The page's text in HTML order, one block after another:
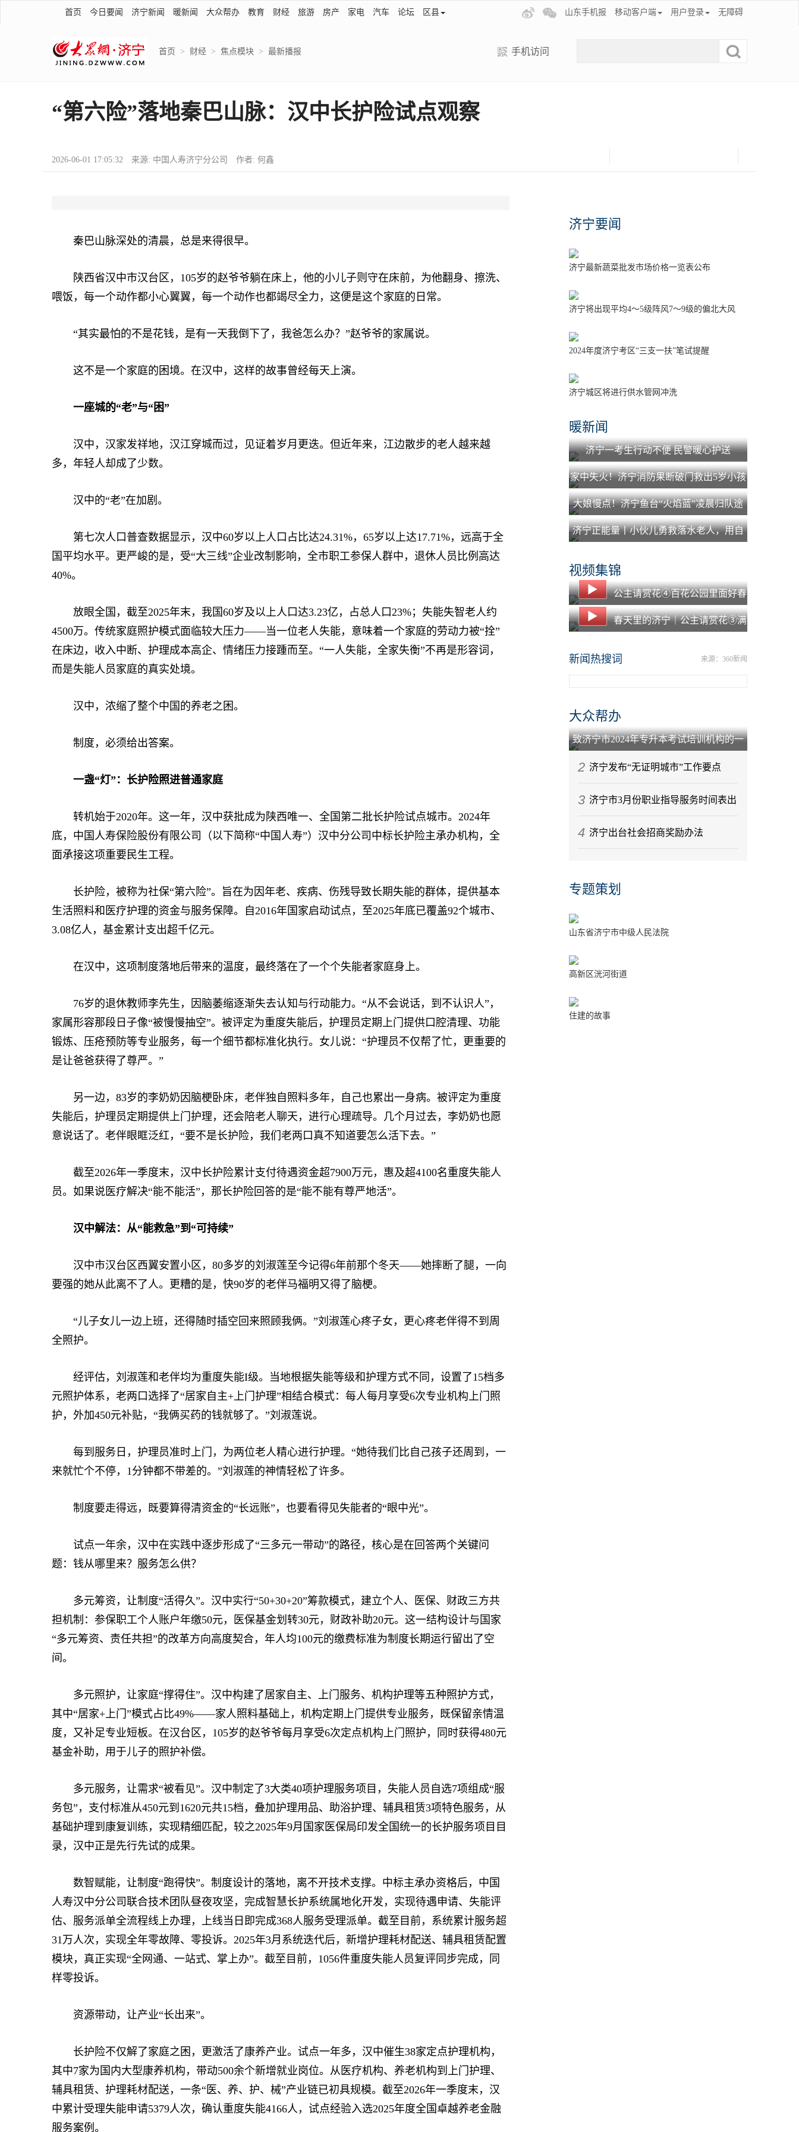
首页 今日要闻 济宁新闻 暖新闻 大众帮办 教育 财经 旅游 房产 家电 汽车 论坛 区县 山东手机报 移动客户端 用户登录 无障碍
首页 > 财经 > 焦点模块 > 最新播报 手机访问
“第六险”落地秦巴山脉：汉中长护险试点观察
2026-06-01 17:05:32 来源: 中国人寿济宁分公司 作者: 何鑫
秦巴山脉深处的清晨，总是来得很早。
陕西省汉中市汉台区，105岁的赵爷爷躺在床上，他的小儿子则守在床前，为他翻身、擦洗、
喂饭，每一个动作都小心翼翼，每一个动作也都竭尽全力，这便是这个家庭的日常。
“其实最怕的不是花钱，是有一天我倒下了，我爸怎么办？”赵爷爷的家属说。
这不是一个家庭的困境。在汉中，这样的故事曾经每天上演。
一座城的“老”与“困”
汉中，汉家发祥地，汉江穿城而过，见证着岁月更迭。但近年来，江边散步的老人越来越
多，年轻人却成了少数。
汉中的“老”在加剧。
第七次人口普查数据显示，汉中60岁以上人口占比达24.31%，65岁以上达17.71%，远高于全
国平均水平。更严峻的是，受“大三线”企业改制影响，全市职工参保人群中，退休人员比例高达
40%。
放眼全国，截至2025年末，我国60岁及以上人口达3.23亿，占总人口23%；失能失智老人约
4500万。传统家庭照护模式面临较大压力——当一位老人失能，意味着一个家庭的劳动力被“拴”
在床边，收入中断、护理成本高企、情绪压力接踵而至。“一人失能，全家失衡”不再是形容词，
而是失能人员家庭的真实处境。
汉中，浓缩了整个中国的养老之困。
制度，必须给出答案。
一盏“灯”：长护险照进普通家庭
转机始于2020年。这一年，汉中获批成为陕西唯一、全国第二批长护险试点城市。2024年
底，中国人寿保险股份有限公司（以下简称“中国人寿”）汉中分公司中标长护险主承办机构，全
面承接这项重要民生工程。
长护险，被称为社保“第六险”。旨在为因年老、疾病、伤残导致长期失能的群体，提供基本
生活照料和医疗护理的资金与服务保障。自2016年国家启动试点，至2025年底已覆盖92个城市、
3.08亿人，基金累计支出超千亿元。
在汉中，这项制度落地后带来的温度，最终落在了一个个失能者家庭身上。
76岁的退休教师李先生，因脑萎缩逐渐失去认知与行动能力。“从不会说话，到不认识人”，
家属形容那段日子像“被慢慢抽空”。被评定为重度失能后，护理员定期上门提供口腔清理、功能
锻炼、压疮预防等专业服务，每一个细节都标准化执行。女儿说：“护理员不仅帮了忙，更重要的
是让爸爸获得了尊严。”
另一边，83岁的李奶奶因脑梗卧床，老伴独自照料多年，自己也累出一身病。被评定为重度
失能后，护理员定期提供上门护理，还会陪老人聊天，进行心理疏导。几个月过去，李奶奶也愿
意说话了。老伴眼眶泛红，“要不是长护险，我们老两口真不知道要怎么活下去。”
截至2026年一季度末，汉中长护险累计支付待遇资金超7900万元，惠及超4100名重度失能人
员。如果说医疗解决“能不能活”，那长护险回答的是“能不能有尊严地活”。
汉中解法：从“能救急”到“可持续”
汉中市汉台区西翼安置小区，80多岁的刘淑莲至今记得6年前那个冬天——她摔断了腿，一向
要强的她从此离不了人。更糟的是，快90岁的老伴马福明又得了脑梗。
“儿子女儿一边上班，还得随时插空回来照顾我俩。”刘淑莲心疼子女，更心疼老伴得不到周
全照护。
经评估，刘淑莲和老伴均为重度失能I级。当地根据失能等级和护理方式不同，设置了15档多
元照护体系，老两口选择了“居家自主+上门护理”相结合模式：每人每月享受6次专业机构上门照
护，外加450元补贴，“我俩买药的钱就够了。”刘淑莲说。
每到服务日，护理员准时上门，为两位老人精心进行护理。“她待我们比自己孩子还周到，一
来就忙个不停，1分钟都不带差的。”刘淑莲的神情轻松了许多。
制度要走得远，既要算得清资金的“长远账”，也要看得见失能者的“眼中光”。
试点一年余，汉中在实践中逐步形成了“三多元一带动”的路径，核心是在回答两个关键问
题：钱从哪里来？服务怎么供？
多元筹资，让制度“活得久”。汉中实行“50+30+20”筹款模式，建立个人、医保、财政三方共
担机制：参保职工个人账户年缴50元，医保基金划转30元，财政补助20元。这一结构设计与国家
“多元筹资、责任共担”的改革方向高度契合，年人均100元的缴费标准为制度长期运行留出了空
间。
多元照护，让家庭“撑得住”。汉中构建了居家自主、上门服务、机构护理等五种照护方式，
其中“居家+上门”模式占比49%——家人照料基础上，机构定期上门提供专业服务，既保留亲情温
度，又补足专业短板。在汉台区，105岁的赵爷爷每月享受6次定点机构上门照护，同时获得480元
基金补助，用于儿子的照护补偿。
多元服务，让需求“被看见”。汉中制定了3大类40项护理服务项目，失能人员自选7项组成“服
务包”，支付标准从450元到1620元共15档，叠加护理用品、助浴护理、辅具租赁3项特色服务，从
基础护理到康复训练，实现精细匹配，较之2025年9月国家医保局印发全国统一的长护服务项目目
录，汉中正是先行先试的成果。
数智赋能，让制度“跑得快”。制度设计的落地，离不开技术支撑。中标主承办资格后，中国
人寿汉中分公司联合技术团队昼夜攻坚，完成智慧长护系统属地化开发，实现待遇申请、失能评
估、服务派单全流程线上办理，上线当日即完成368人服务受理派单。截至目前，系统累计服务超
31万人次，实现全年零故障、零投诉。2025年3月系统迭代后，新增护理耗材配送、辅具租赁配置
模块，真正实现“全网通、一站式、掌上办”。截至目前，1056件重度失能人员复评同步完成，同
样零投诉。
资源带动，让产业“长出来”。
长护险不仅解了家庭之困，更激活了康养产业。试点一年多，汉中催生38家定点护理机构，
其中7家为国内大型康养机构，带动500余个新增就业岗位。从医疗机构、养老机构到上门护理、
辅具租赁、护理耗材配送，一条“医、养、护、械”产业链已初具规模。截至2026年一季度末，汉
中累计受理失能申请5379人次，确认重度失能4166人，试点经验入选2025年度全国卓越养老金融
服务案例。
济宁要闻
济宁最新蔬菜批发市场价格一览表公布
济宁将出现平均4～5级阵风7～9级的偏北大风
2024年度济宁考区“三支一扶”笔试提醒
济宁城区将进行供水管网冲洗
暖新闻
济宁一考生行动不便 民警暖心护送
家中失火！济宁消防果断破门救出5岁小孩
大娘慢点！济宁鱼台“火焰蓝”凌晨归队途
中为老人照路获赞
济宁正能量丨小伙儿勇救落水老人，用自
视频集锦
公主请赏花④百花公园里面好春
光
春天里的济宁｜公主请赏花③满
新闻热搜词 来源：360新闻
大众帮办
致济宁市2024年专升本考试培训机构的一
封信
2 济宁发布“无证明城市”工作要点
3 济宁市3月份职业指导服务时间表出
炉
4 济宁出台社会招商奖励办法
专题策划
山东省济宁市中级人民法院
高新区洸河街道
住建的故事